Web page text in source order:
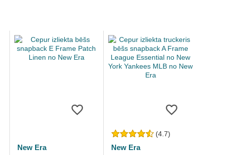
New Era
(4.7)
New Era